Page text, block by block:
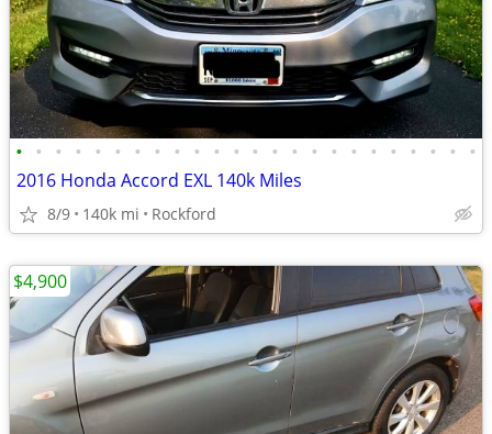
• • • • • • • • • • • • • • • • • • • • • • • •
2016 Honda Accord EXL 140k Miles
8/9 140k mi Rockford
$4,900